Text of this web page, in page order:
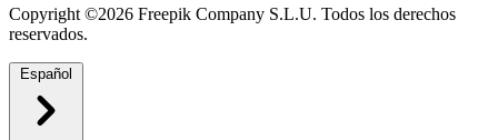
Copyright ©2026 Freepik Company S.L.U. Todos los derechos
reservados.
Español